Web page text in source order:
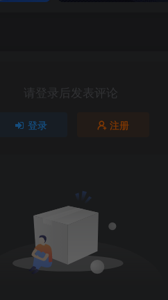
请登录后发表评论
登录 注册